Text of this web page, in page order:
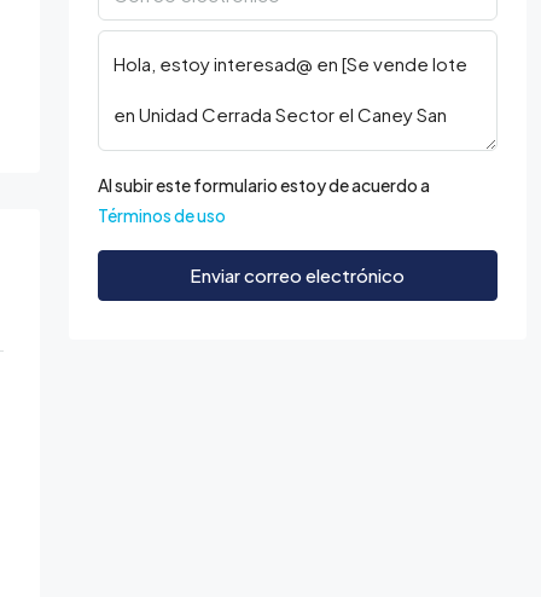
Al subir este formulario estoy de acuerdo a
Términos de uso
Enviar correo electrónico